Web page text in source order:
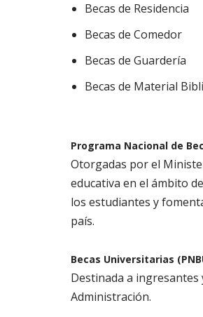
Becas de Residencia
Becas de Comedor
Becas de Guardería
Becas de Material
Programa Nacional de
Otorgadas por el
educativa en el ámbito
los estudiantes y
país.
Becas Universitarias
Destinada a ingresantes
Administración.